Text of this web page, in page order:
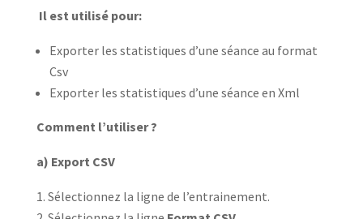
Il est utilisé pour:
Exporter les statistiques d’une séance au format
Csv
Exporter les statistiques d’une séance en Xml
Comment l’utiliser ?
a) Export CSV
Sélectionnez la ligne de l’entrainement.